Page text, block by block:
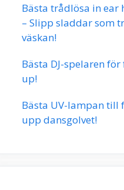
Bästa trådlösa in ear
– Slipp sladdar som
väskan!
Bästa DJ-spelaren
up!
Bästa UV-lampan till
upp dansgolvet!